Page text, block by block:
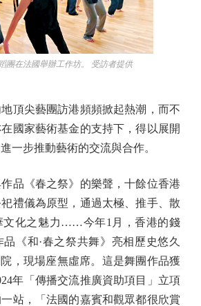
團在法國舉辦工作坊。 受訪者提供
尖藝團訪港頻頻掀起熱潮，而不
國家藝術基金的支持下，得以展開
一步推動藝術的交流與合作。
《春之祭》的樂聲，十餘位香港
禮儀為原型，通過太極、推手、散
文化之魅力……今年1月，香港的錢
《和·春之祭共舞》亮相歷史悠久
，現場座無虛席。這是舞團作品獲
年「傳播交流推廣資助項目」立項
站，「法國的嘉賓和觀眾都很欣賞